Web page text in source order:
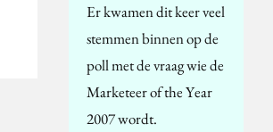
Er kwamen dit keer veel
stemmen binnen op de
poll met de vraag wie de
Marketeer of the Year
2007 wordt.